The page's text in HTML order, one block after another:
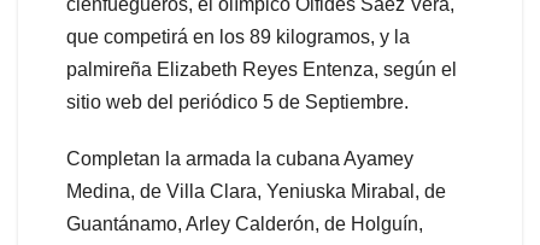
cienfuegueros, el olímpico Olfides Sáez Vera,
que competirá en los 89 kilogramos, y la
palmireña Elizabeth Reyes Entenza, según el
sitio web del periódico 5 de Septiembre.
Completan la armada la cubana Ayamey
Medina, de Villa Clara, Yeniuska Mirabal, de
Guantánamo, Arley Calderón, de Holguín,